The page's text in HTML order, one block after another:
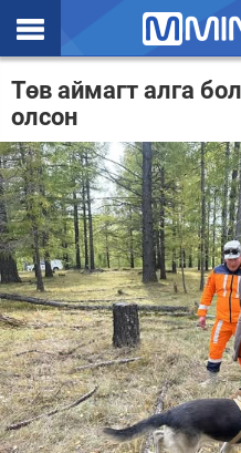
Эхлэл
Цаг агаар
Валют ханш
Улс төр
Эдийн засаг
Үзэл бодол
Спорт
Нийгэм
Дэлхий
Төв аймагт алга
олсон